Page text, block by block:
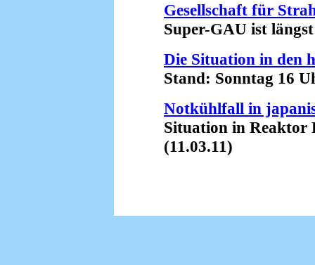
Gesellschaft für
Super-GAU ist längst
Die Situation in den
Stand: Sonntag 16
Notkühlfall in
Situation in Reaktor
(11.03.11)